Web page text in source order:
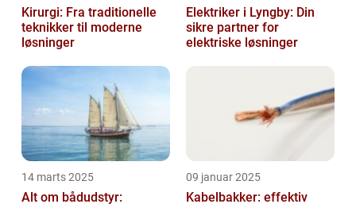
Kirurgi: Fra traditionelle
teknikker til moderne
løsninger
Elektriker i Lyngby: Din
sikre partner for
elektriske løsninger
14 marts 2025
Alt om bådudstyr:
09 januar 2025
Kabelbakker: effektiv